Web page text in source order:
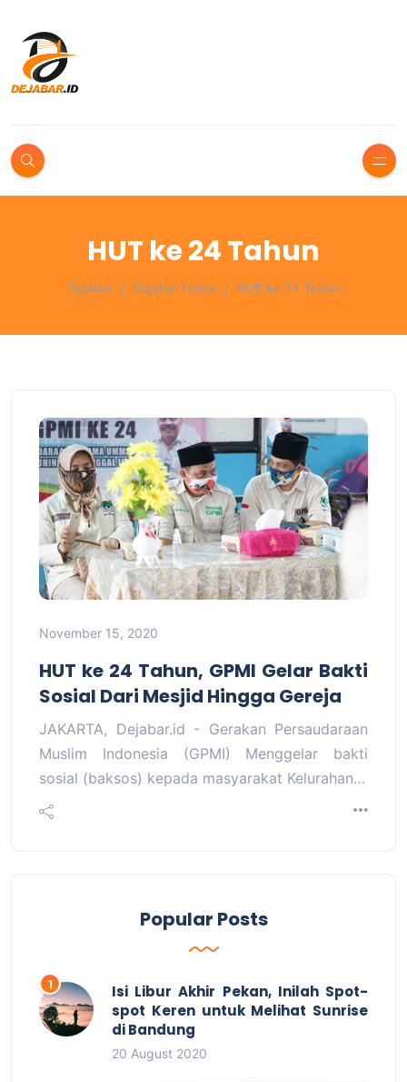
HUT ke 24 Tahun
Dejabar Dejabar Home HUT ke 24 Tahun
November 15, 2020
HUT ke 24 Tahun, GPMI Gelar Bakti
Sosial Dari Mesjid Hingga Gereja
JAKARTA, Dejabar.id - Gerakan Persaudaraan
Muslim Indonesia (GPMI) Menggelar bakti
sosial (baksos) kepada masyarakat Kelurahan…
Popular Posts
Isi Libur Akhir Pekan, Inilah Spot-
spot Keren untuk Melihat Sunrise
di Bandung
20 August 2020